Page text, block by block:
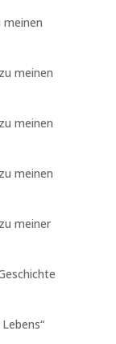
meinen
meinen
meinen
meinen
meiner